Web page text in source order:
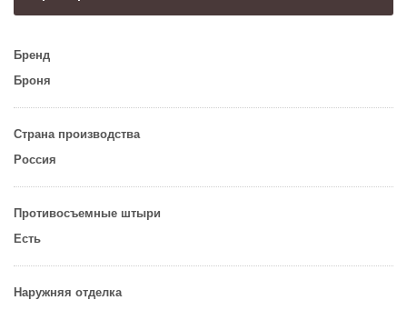
Бренд
Броня
Страна производства
Россия
Противосъемные штыри
Есть
Наружняя отделка